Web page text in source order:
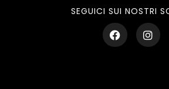
SEGUICI SUI NOSTRI